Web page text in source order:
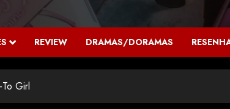
REVIEW DRAMAS/DORAMAS
Girl